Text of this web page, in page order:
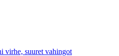
virhe, suuret vahingot